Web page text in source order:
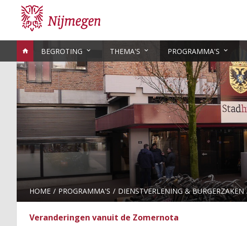
BEGROTING THEMA'S PROGRAMMA'S
HOME PROGRAMMA'S DIENSTVERLENING & BURGERZAKEN
Veranderingen vanuit de Zomernota